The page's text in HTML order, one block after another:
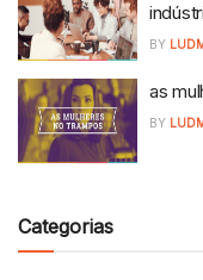
BY
as
BY
Categorias